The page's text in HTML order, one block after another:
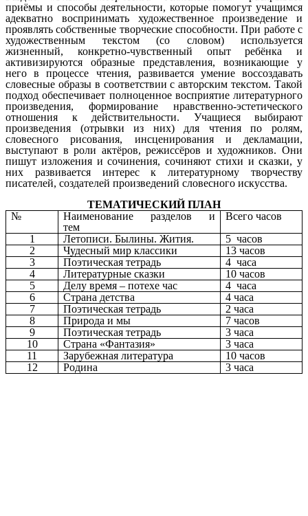
приёмы и способы деятельности, которые помогут учащимся
адекватно воспринимать художественное произведение и
проявлять собственные творческие способности. При работе с
художественным текстом (со словом) используется
жизненный, конкретно-чувственный опыт ребёнка и
активизируются образные представления, возникающие у
него в процессе чтения, развивается умение воссоздавать
словесные образы в соответствии с авторским текстом. Такой
подход обеспечивает полноценное восприятие литературного
произведения, формирование нравственно-эстетического
отношения к действительности. Учащиеся выбирают
произведения (отрывки из них) для чтения по ролям,
словесного рисования, инсценирования и декламации,
выступают в роли актёров, режиссёров и художников. Они
пишут изложения и сочинения, сочиняют стихи и сказки, у
них развивается интерес к литературному творчеству
писателей, создателей произведений словесного искусства.
ТЕМАТИЧЕСКИЙ ПЛАН
№
Наименование разделов и
тем
Всего часов
1
Летописи. Былины. Жития.
5 часов
2
Чудесный мир классики
13 часов
3
Поэтическая тетрадь
4 часа
4
Литературные сказки
10 часов
5
Делу время – потехе час
4 часа
6
Страна детства
4 часа
7
Поэтическая тетрадь
2 часа
8
Природа и мы
7 часов
9
Поэтическая тетрадь
3 часа
10
Страна «Фантазия»
3 часа
11
Зарубежная литература
10 часов
12
Родина 3 часа